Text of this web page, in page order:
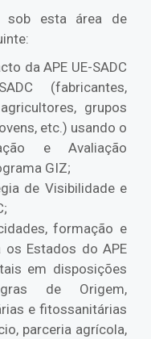
sob esta área de
da APE UE-SADC
(fabricantes,
grupos
etc.) usando o
e Avaliação
GIZ;
de Visibilidade e
formação e
os Estados do APE
em disposições
de Origem,
e fitossanitárias
parceria agrícola,